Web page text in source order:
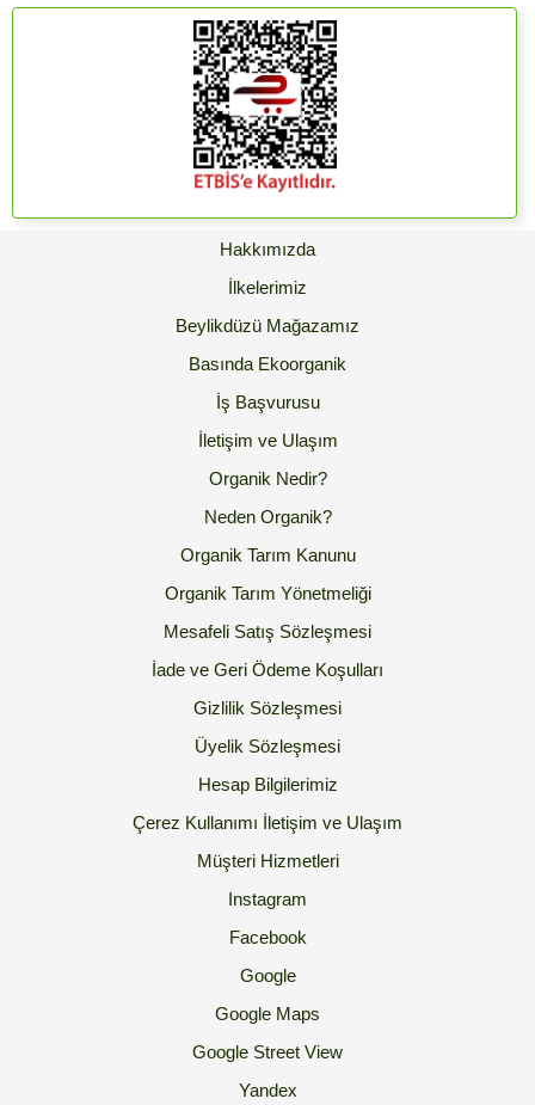
Hakkımızda
İlkelerimiz
Beylikdüzü Mağazamız
Basında Ekoorganik
İş Başvurusu
İletişim ve Ulaşım
Organik Nedir?
Neden Organik?
Organik Tarım Kanunu
Organik Tarım Yönetmeliği
Mesafeli Satış Sözleşmesi
İade ve Geri Ödeme Koşulları
Gizlilik Sözleşmesi
Üyelik Sözleşmesi
Hesap Bilgilerimiz
Çerez Kullanımı İletişim ve Ulaşım
Müşteri Hizmetleri
Instagram
Facebook
Google
Google Maps
Google Street View
Yandex